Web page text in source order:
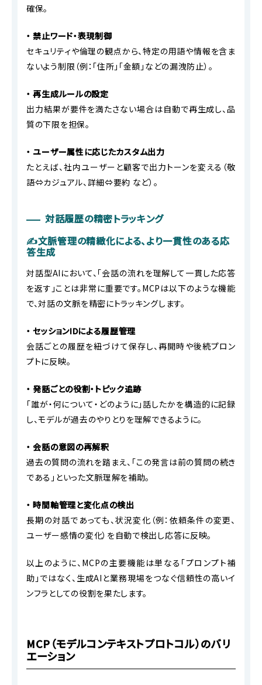
確保。
・ 禁止ワード・表現制御
セキュリティや倫理の観点から、特定の用語や情報を含ま
ないよう制限（例：「住所」「金額」などの漏洩防止）。
・ 再生成ルールの設定
出力結果が要件を満たさない場合は自動で再生成し、品
質の下限を担保。
・ ユーザー属性に応じたカスタム出力
たとえば、社内ユーザーと顧客で出力トーンを変える（敬
語⇔カジュアル、詳細⇔要約 など）。
対話履歴の精密トラッキング
✍文脈管理の精緻化による、より一貫性のある応
答生成
対話型AIにおいて、「会話の流れを理解して一貫した応答
を返す」ことは非常に重要です。MCPは以下のような機能
で、対話の文脈を精密にトラッキングします。
・ セッションIDによる履歴管理
会話ごとの履歴を紐づけて保存し、再開時や後続プロン
プトに反映。
・ 発話ごとの役割・トピック追跡
「誰が・何について・どのように」話したかを構造的に記録
し、モデルが過去のやりとりを理解できるように。
・ 会話の意図の再解釈
過去の質問の流れを踏まえ、「この発言は前の質問の続き
である」といった文脈理解を補助。
・時間軸管理と変化点の検出
長期の対話であっても、状況変化（例：依頼条件の変更、
ユーザー感情の変化）を自動で検出し応答に反映。
以上のように、MCPの主要機能は単なる「プロンプト補
助」ではなく、生成AIと業務現場をつなぐ信頼性の高いイ
ンフラとしての役割を果たします。
MCP（モデルコンテキストプロトコル）のバリ
エーション